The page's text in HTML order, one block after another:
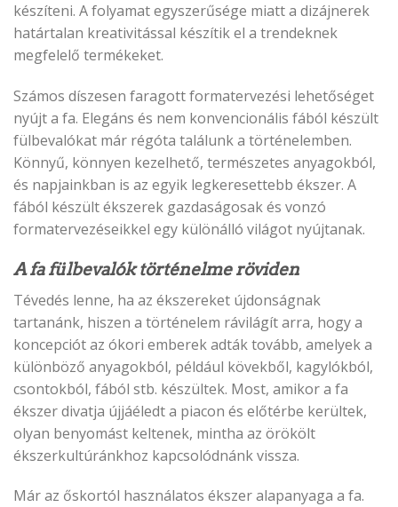
készíteni. A folyamat egyszerűsége miatt a dizájnerek
határtalan kreativitással készítik el a trendeknek
megfelelő termékeket.
Számos díszesen faragott formatervezési lehetőséget
nyújt a fa. Elegáns és nem konvencionális fából készült
fülbevalókat már régóta találunk a történelemben.
Könnyű, könnyen kezelhető, természetes anyagokból,
és napjainkban is az egyik legkeresettebb ékszer. A
fából készült ékszerek gazdaságosak és vonzó
formatervezéseikkel egy különálló világot nyújtanak.
A fa fülbevalók történelme röviden
Tévedés lenne, ha az ékszereket újdonságnak
tartanánk, hiszen a történelem rávilágít arra, hogy a
koncepciót az ókori emberek adták tovább, amelyek a
különböző anyagokból, például kövekből, kagylókból,
csontokból, fából stb. készültek. Most, amikor a fa
ékszer divatja újjáéledt a piacon és előtérbe kerültek,
olyan benyomást keltenek, mintha az örökölt
ékszerkultúránkhoz kapcsolódnánk vissza.
Már az őskortól használatos ékszer alapanyaga a fa.